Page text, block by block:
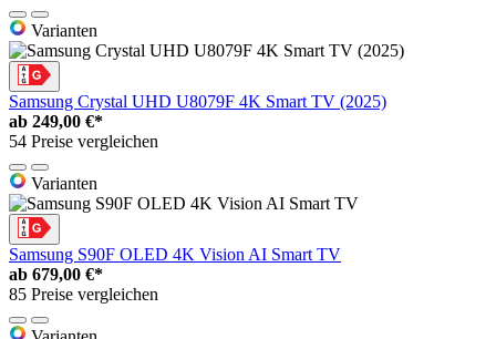
Varianten
Samsung Crystal UHD U8079F 4K Smart TV (2025)
ab 249,00 €*
54 Preise vergleichen
Varianten
Samsung S90F OLED 4K Vision AI Smart TV
ab 679,00 €*
85 Preise vergleichen